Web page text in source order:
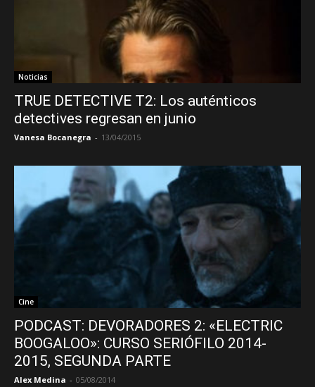
Noticias
TRUE DETECTIVE T2: Los auténticos
detectives regresan en junio
Vanesa Bocanegra - 13/04/2015
Cine
PODCAST: DEVORADORES 2: «ELECTRIC
BOOGALOO»: CURSO SERIÓFILO 2014-
2015, SEGUNDA PARTE
Alex Medina - 05/08/2014